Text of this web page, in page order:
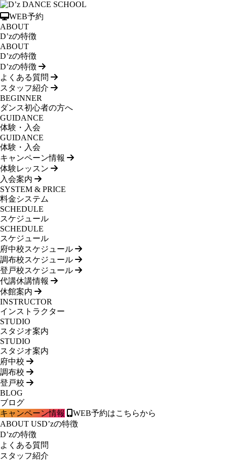
WEB予約
ABOUT
D’zの特徴
ABOUT
D’zの特徴
D’zの特徴
よくある質問
スタッフ紹介
BEGINNER
ダンス初心者の方へ
GUIDANCE
体験・入会
GUIDANCE
体験・入会
キャンペーン情報
体験レッスン
入会案内
SYSTEM & PRICE
料金システム
SCHEDULE
スケジュール
SCHEDULE
スケジュール
府中校スケジュール
調布校スケジュール
登戸校スケジュール
代講休講情報
休館案内
INSTRUCTOR
インストラクター
STUDIO
スタジオ案内
STUDIO
スタジオ案内
府中校
調布校
登戸校
BLOG
ブログ
キャンペーン情報
WEB予約はこちらから
ABOUT USD’zの特徴
D’zの特徴
よくある質問
スタッフ紹介